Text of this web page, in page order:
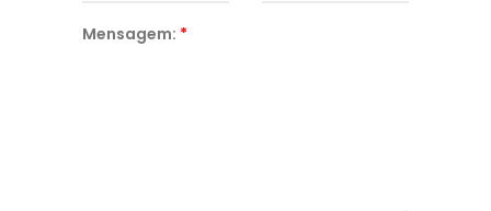
Mensagem: *